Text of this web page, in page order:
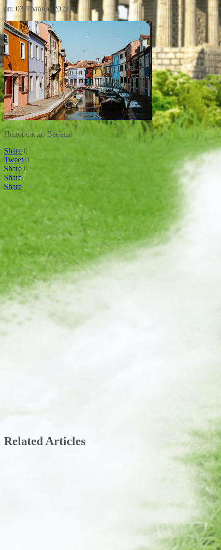
on: 03 Травня, 2024In:
Подорож до Венеції
Share 0
Tweet 0
Share 0
Share
Share
Related Articles